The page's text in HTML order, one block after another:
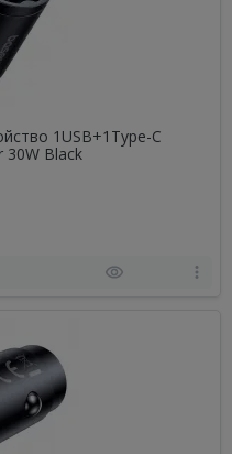
1USB+1Type-C
30W Black